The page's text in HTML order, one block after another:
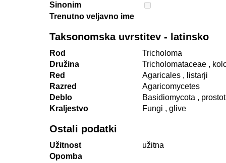
Sinonim
Trenutno veljavno ime
Taksonomska uvrstitev - latinsko
Rod
Tricholoma
Družina
Tricholomataceae ,
Red
Agaricales , listarji
Razred
Agaricomycetes
Deblo
Basidiomycota ,
Kraljestvo
Fungi , glive
Ostali podatki
Užitnost
užitna
Opomba